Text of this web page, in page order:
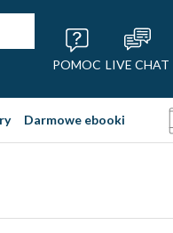
POMOC LIVE CHAT
Darmowe ebooki